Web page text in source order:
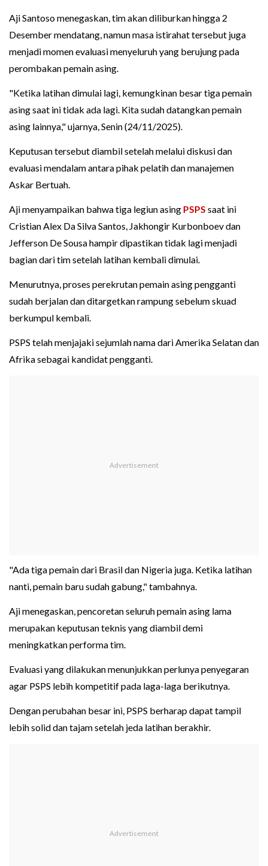
Aji Santoso menegaskan, tim akan diliburkan hingga 2
Desember mendatang, namun masa istirahat tersebut juga
menjadi momen evaluasi menyeluruh yang berujung pada
perombakan pemain asing.
"Ketika latihan dimulai lagi, kemungkinan besar tiga pemain
asing saat ini tidak ada lagi. Kita sudah datangkan pemain
asing lainnya," ujarnya, Senin (24/11/2025).
Keputusan tersebut diambil setelah melalui diskusi dan
evaluasi mendalam antara pihak pelatih dan manajemen
Askar Bertuah.
Aji menyampaikan bahwa tiga legiun asing PSPS saat ini
Cristian Alex Da Silva Santos, Jakhongir Kurbonboev dan
Jefferson De Sousa hampir dipastikan tidak lagi menjadi
bagian dari tim setelah latihan kembali dimulai.
Menurutnya, proses perekrutan pemain asing pengganti
sudah berjalan dan ditargetkan rampung sebelum skuad
berkumpul kembali.
PSPS telah menjajaki sejumlah nama dari Amerika Selatan dan
Afrika sebagai kandidat pengganti.
"Ada tiga pemain dari Brasil dan Nigeria juga. Ketika latihan
nanti, pemain baru sudah gabung," tambahnya.
Aji menegaskan, pencoretan seluruh pemain asing lama
merupakan keputusan teknis yang diambil demi
meningkatkan performa tim.
Evaluasi yang dilakukan menunjukkan perlunya penyegaran
agar PSPS lebih kompetitif pada laga-laga berikutnya.
Dengan perubahan besar ini, PSPS berharap dapat tampil
lebih solid dan tajam setelah jeda latihan berakhir.